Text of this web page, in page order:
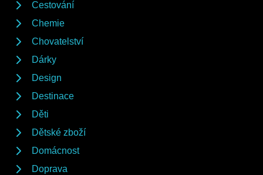
Cestování
Chemie
Chovatelství
Dárky
Design
Destinace
Děti
Dětské zboží
Domácnost
Doprava